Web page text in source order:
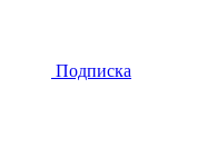
Подписка